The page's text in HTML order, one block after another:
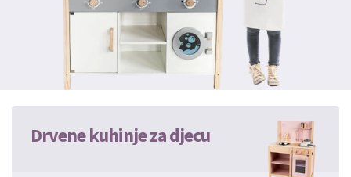
Drvene kuhinje za djecu